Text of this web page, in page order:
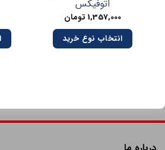
اتوفیکس
1,357,000تومان
انتخاب نوع خرید